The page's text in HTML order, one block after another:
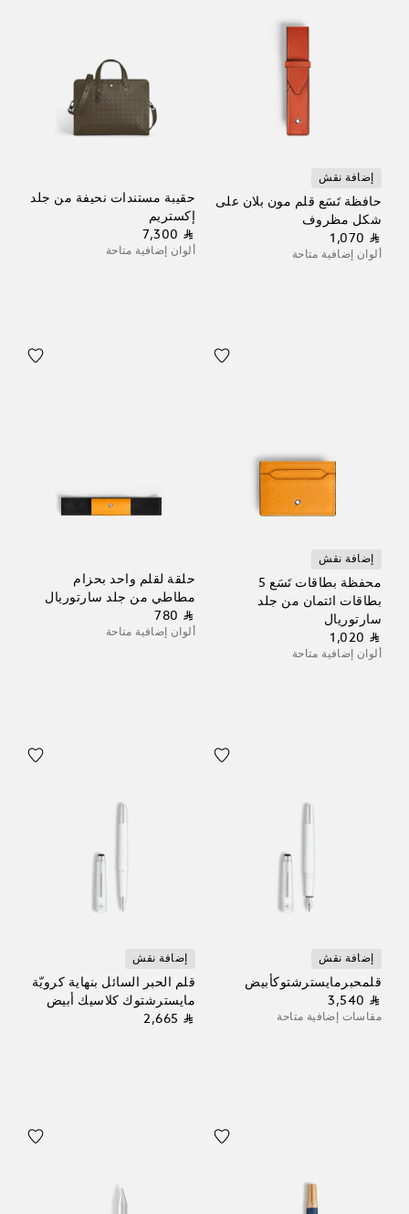
إضافة نقش
حافظة تَسَع قلم مون بلان على
شكل مظروف
⃁ 1,070
ألوان إضافية متاحة
حقيبة مستندات نحيفة من جلد
إكستريم
⃁ 7,300
ألوان إضافية متاحة
إضافة نقش
محفظة بطاقات تَسَع 5
بطاقات ائتمان من جلد
سارتوريال
⃁ 1,020
ألوان إضافية متاحة
حلقة لقلم واحد بحزام
مطاطي من جلد سارتوريال
⃁ 780
ألوان إضافية متاحة
إضافة نقش
قلمحبرمايسترشتوكأبيض
⃁ 3,540
مقاسات إضافية متاحة
إضافة نقش
قلم الحبر السائل بنهاية كرويّة
مايسترشتوك كلاسيك أبيض
⃁ 2,665